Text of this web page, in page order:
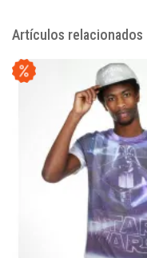
Artículos relacionados